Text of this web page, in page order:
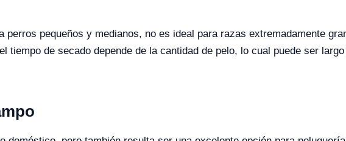
perros pequeños y medianos, no es ideal para razas extremadamente
tiempo de secado depende de la cantidad de pelo, lo cual puede ser